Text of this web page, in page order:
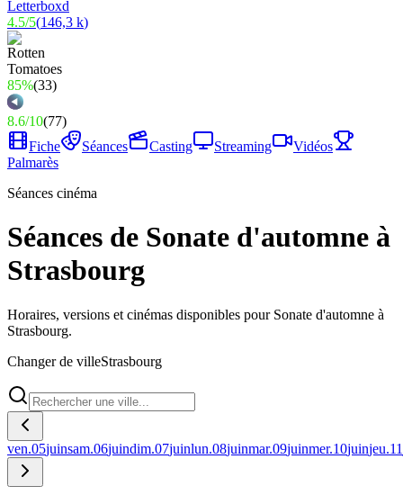
4.5/5(146,3 k)
85%(33)
8.6/10(77)
Fiche
Séances Casting Streaming
Vidéos
Palmarès
Séances cinéma
Séances de Sonate d'automne à
Strasbourg
Horaires, versions et cinémas disponibles pour Sonate d'automne à
Strasbourg.
Changer de villeStrasbourg
ven.05juinsam.06juindim.07juinlun.08juinmar.09juinmer.10juinjeu.11